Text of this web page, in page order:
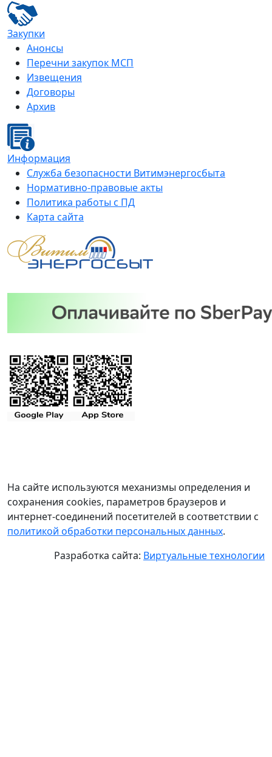
Закупки
Анонсы
Перечни закупок МСП
Извещения
Договоры
Архив
Информация
Служба безопасности Витимэнергосбыта
Нормативно-правовые акты
Политика работы с ПД
Карта сайта
На сайте используются механизмы определения и
сохранения cookies, параметров браузеров и
интернет-соединений посетителей в соответствии с
политикой обработки персональных данных.
Разработка сайта: Виртуальные технологии